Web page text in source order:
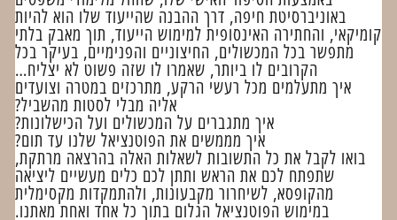
באוניברסיטת חיפה, דרך ההבנה שהייעוד שלו הוא להיות
קומיקאי, והחתירה האינסופית למימוש הייעוד, תוך מאבק בלתי
מתפשר בכל המכשולים, החיצוניים והפנימיים, בעיקר בכל
הקרובים לו ביותר, שאמרו לו שזה פשוט לא יצליח…
איך מתעלמים מכל רעשי הרקע, מתרכזים במטרה וצועדים
אליה מבלי לסטות מהשביל?
איך מתגברים על המכשולים ועל הכישלונות?
איך מממשים את הפוטנציאל שלנו עד תום?
בואו לקבל את כל התשובות לשאלות האלה בהרצאה מרתקת,
שתפתח לכם את הראש ותתן לכם כלים מעשיים ליציאה
מהקופסא, לשיחרור מקבעונות, ולהתמקדות מקסימלית
במימוש הפוטנציאל הגלום בתוך כל אחד ואחת מאתנו.